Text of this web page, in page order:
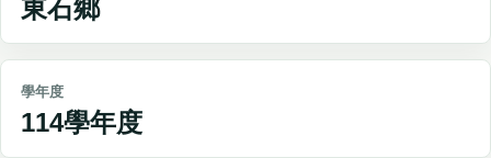
東石鄉
學年度
114學年度